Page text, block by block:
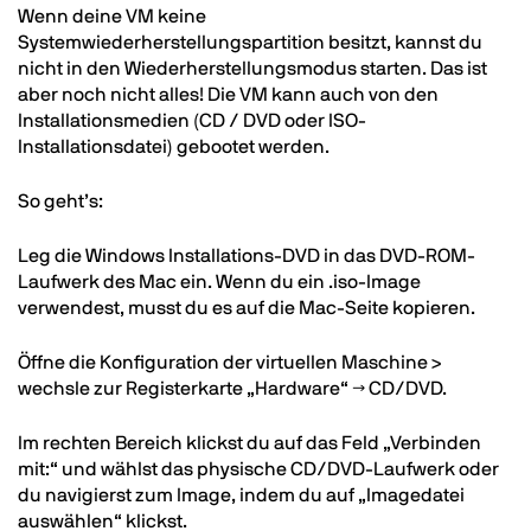
Text
Wenn deine VM keine
Systemwiederherstellungspartition besitzt, kannst du
nicht in den Wiederherstellungsmodus starten. Das ist
aber noch nicht alles! Die VM kann auch von den
Installationsmedien (CD / DVD oder ISO-
Installationsdatei) gebootet werden.
So geht’s:
Leg die Windows Installations-DVD in das DVD-ROM-
Laufwerk des Mac ein. Wenn du ein .iso-Image
verwendest, musst du es auf die Mac-Seite kopieren.
Öffne die Konfiguration der virtuellen Maschine >
wechsle zur Registerkarte „Hardware“ → CD/DVD.
Im rechten Bereich klickst du auf das Feld „Verbinden
mit:“ und wählst das physische CD/DVD-Laufwerk oder
du navigierst zum Image, indem du auf „Imagedatei
auswählen“ klickst.